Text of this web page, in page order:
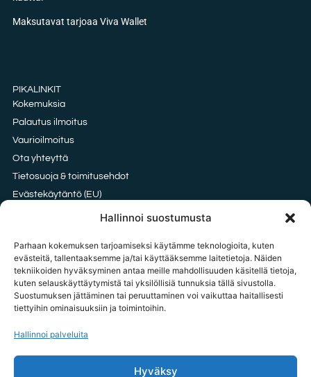
Hallinnoi suostumusta
Parhaan kokemuksen tarjoamiseksi käytämme teknologioita, kuten
evästeitä, tallentaaksemme ja/tai käyttääksemme laitetietoja. Näiden
tekniikoiden hyväksyminen antaa meille mahdollisuuden käsitellä tietoja,
kuten selauskäyttäytymistä tai yksilöllisiä tunnuksia tällä sivustolla.
Suostumuksen jättäminen tai peruuttaminen voi vaikuttaa haitallisesti
tiettyihin ominaisuuksiin ja toimintoihin.
Hallinnoi palveluita
Hyväksy
Maksutavat tarjoaa Viva Wallet
PIKALINKIT
Kokemuksia
Palautus ilmoitus
Vaurioilmoitus
Ota yhteyttä
Tietosuoja & toimitusehdot
Evästekäytäntö (EU)
Oxford vai HDPE kangas?
OTA YHTEYTTÄ
tilaukset@tavarataivas.fi
MA-PE 10-14 Huom! Emme voi ottaa palautus ilmoituksia vastaan
Tavarataivas.fi / Importxx Oy